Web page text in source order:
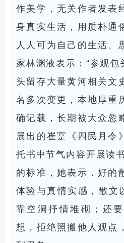
作美学，无关作者发表
身真实生活，用质朴通
人人可为自己的生活、
家林渊液表示：“参观
头留存大量黄河相关文
名多次变更，本地厚重
确记载，长期被大众忽
展出的崔寔《四民月令
托书中节气内容开展读
的标准，她表示，好的
体验与真情实感，散文
靠空洞抒情堆砌；还
想，拒绝照搬他人观点